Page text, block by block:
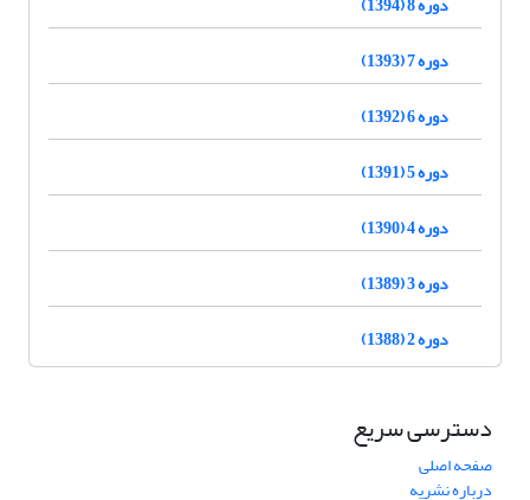
دوره 7 (1393)
دوره 6 (1392)
دوره 5 (1391)
دوره 4 (1390)
دوره 3 (1389)
دوره 2 (1388)
دسترسی سریع
صفحه اصلی
درباره نشریه